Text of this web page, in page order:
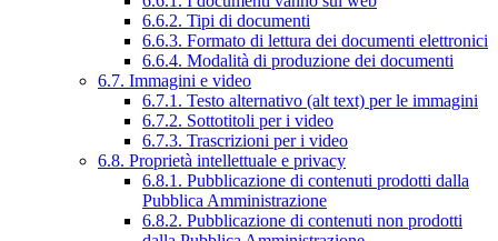
6.6.2. Tipi di documenti
6.6.3. Formato di lettura dei documenti elettronici
6.6.4. Modalità di produzione dei documenti
6.7. Immagini e video
6.7.1. Testo alternativo (alt text) per le immagini
6.7.2. Sottotitoli per i video
6.7.3. Trascrizioni per i video
6.8. Proprietà intellettuale e privacy
6.8.1. Pubblicazione di contenuti prodotti dalla
Pubblica Amministrazione
6.8.2. Pubblicazione di contenuti non prodotti